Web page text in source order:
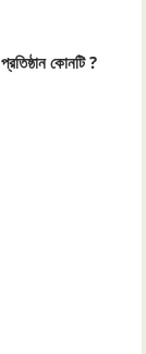
কোনটি ?